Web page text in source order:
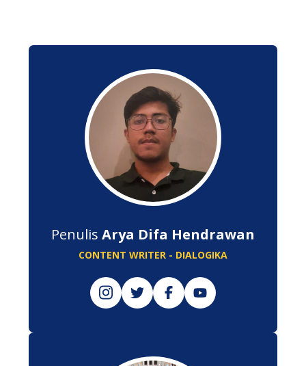
Penulis Arya Difa Hendrawan
CONTENT WRITER - DIALOGIKA